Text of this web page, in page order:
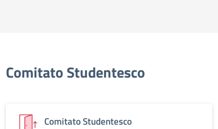
Comitato Studentesco
Comitato Studentesco